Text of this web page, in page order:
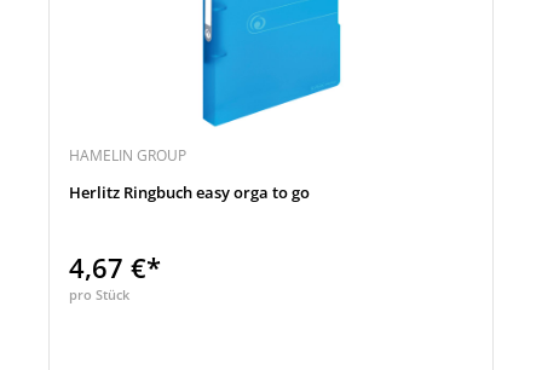
HAMELIN GROUP
Herlitz Ringbuch easy orga to go
4,67 €*
pro Stück